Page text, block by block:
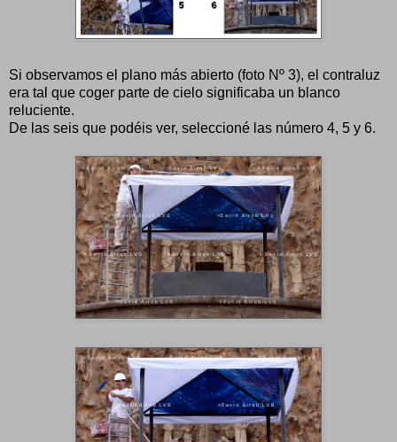
Si observamos el plano más abierto (foto Nº 3), el contraluz
era tal que coger parte de cielo significaba un blanco
reluciente.
De las seis que podéis ver, seleccioné las número 4, 5 y 6.